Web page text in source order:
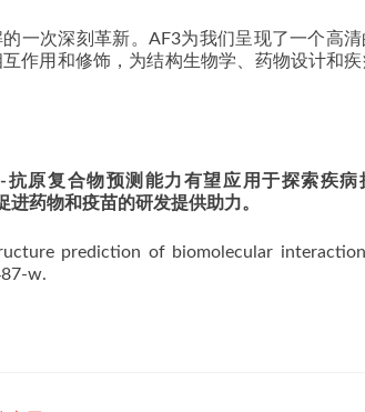
一次深刻革新。AF3为我们呈现了一个高
作用和修饰，为结构生物学、药物设计和
原复合物预测能力有望应用于探索疾病
药物和疫苗的研发提供助力。
prediction of biomolecular
w.